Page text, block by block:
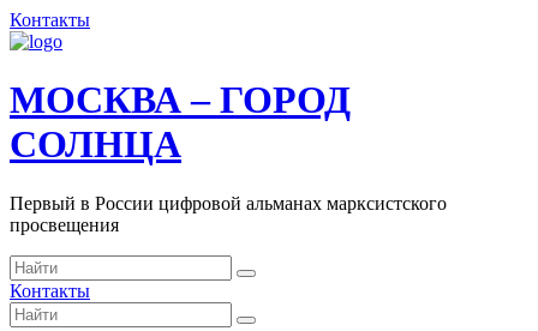
Контакты
МОСКВА – ГОРОД
СОЛНЦА
Первый в России цифровой альманах марксистского
просвещения
Контакты